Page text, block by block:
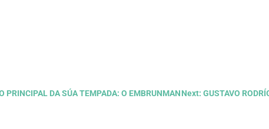
PRINCIPAL DA SÚA TEMPADA: O EMBRUNMANNext: GUSTAVO